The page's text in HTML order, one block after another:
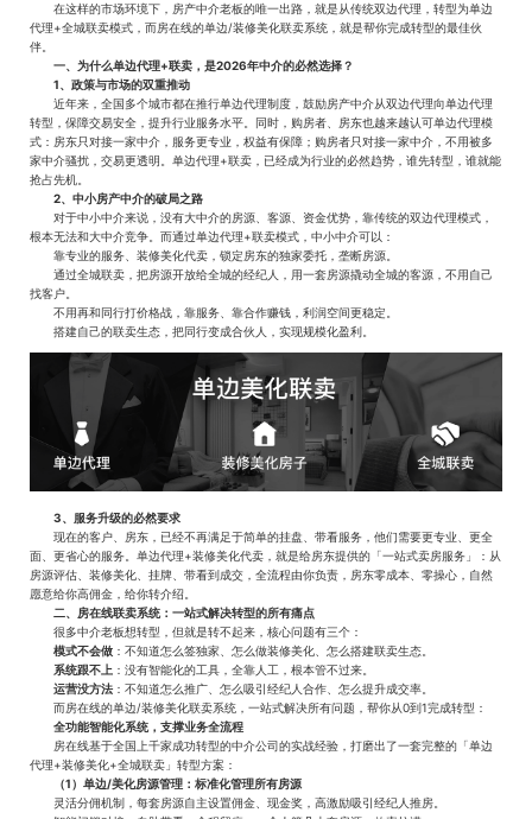
在这样的市场环境下，房产中介老板的唯一出路，就是从传统双边代理，转型为单边
代理+全城联卖模式，而房在线的单边/装修美化联卖系统，就是帮你完成转型的最佳伙
伴。
一、为什么单边代理+联卖，是2026年中介的必然选择？
1、政策与市场的双重推动
近年来，全国多个城市都在推行单边代理制度，鼓励房产中介从双边代理向单边代理
转型，保障交易安全，提升行业服务水平。同时，购房者、房东也越来越认可单边代理模
式：房东只对接一家中介，服务更专业，权益有保障；购房者只对接一家中介，不用被多
家中介骚扰，交易更透明。单边代理+联卖，已经成为行业的必然趋势，谁先转型，谁就能
抢占先机。
2、中小房产中介的破局之路
对于中小中介来说，没有大中介的房源、客源、资金优势，靠传统的双边代理模式，
根本无法和大中介竞争。而通过单边代理+联卖模式，中小中介可以：
靠专业的服务、装修美化代卖，锁定房东的独家委托，垄断房源。
通过全城联卖，把房源开放给全城的经纪人，用一套房源撬动全城的客源，不用自己
找客户。
不用再和同行打价格战，靠服务、靠合作赚钱，利润空间更稳定。
搭建自己的联卖生态，把同行变成合伙人，实现规模化盈利。
3、服务升级的必然要求
现在的客户、房东，已经不再满足于简单的挂盘、带看服务，他们需要更专业、更全
面、更省心的服务。单边代理+装修美化代卖，就是给房东提供的「一站式卖房服务」：从
房源评估、装修美化、挂牌、带看到成交，全流程由你负责，房东零成本、零操心，自然
愿意给你高佣金，给你转介绍。
二、房在线联卖系统：一站式解决转型的所有痛点
很多中介老板想转型，但就是转不起来，核心问题有三个：
模式不会做 ：不知道怎么签独家、怎么做装修美化、怎么搭建联卖生态。
系统跟不上 ：没有智能化的工具，全靠人工，根本管不过来。
运营没方法 ：不知道怎么推广、怎么吸引经纪人合作、怎么提升成交率。
而房在线的单边/装修美化联卖系统，一站式解决所有问题，帮你从0到1完成转型：
全功能智能化系统，支撑业务全流程
房在线基于全国上千家成功转型的中介公司的实战经验，打磨出了一套完整的「单边
代理+装修美化+全城联卖」转型方案：
（1）单边/美化房源管理：标准化管理所有房源
灵活分佣机制，每套房源自主设置佣金、现金奖，高激励吸引经纪人推房。